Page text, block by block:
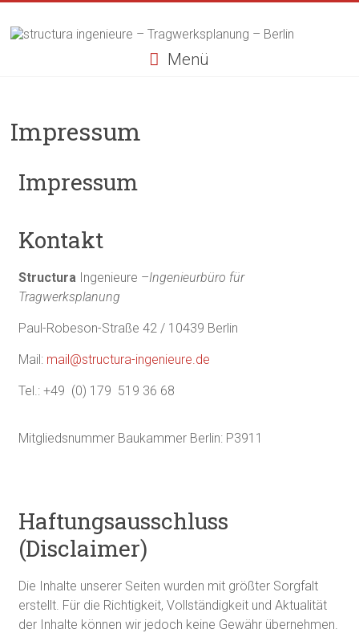
Menü
Impressum
Impressum
Kontakt
Structura Ingenieure –Ingenieurbüro für
Tragwerksplanung
Paul-Robeson-Straße 42 / 10439 Berlin
Mail: mail@structura-ingenieure.de
Tel.: +49 (0) 179 519 36 68
Mitgliedsnummer Baukammer Berlin: P3911
Haftungsausschluss
(Disclaimer)
Die Inhalte unserer Seiten wurden mit größter Sorgfalt
erstellt. Für die Richtigkeit, Vollständigkeit und Aktualität
der Inhalte können wir jedoch keine Gewähr übernehmen.